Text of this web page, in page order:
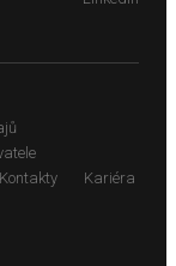
Kontakty Kariéra